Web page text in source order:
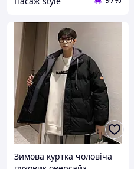
Зимова куртка чоловіча